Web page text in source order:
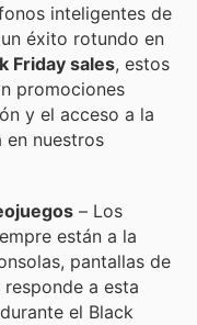
inteligentes de
éxito rotundo en
Friday sales, estos
promociones
y el acceso a la
en nuestros
– Los
están a la
pantallas de
a esta
el Black